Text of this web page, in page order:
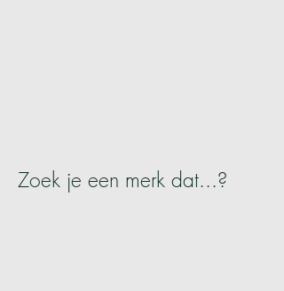
Zoek je een merk dat...?